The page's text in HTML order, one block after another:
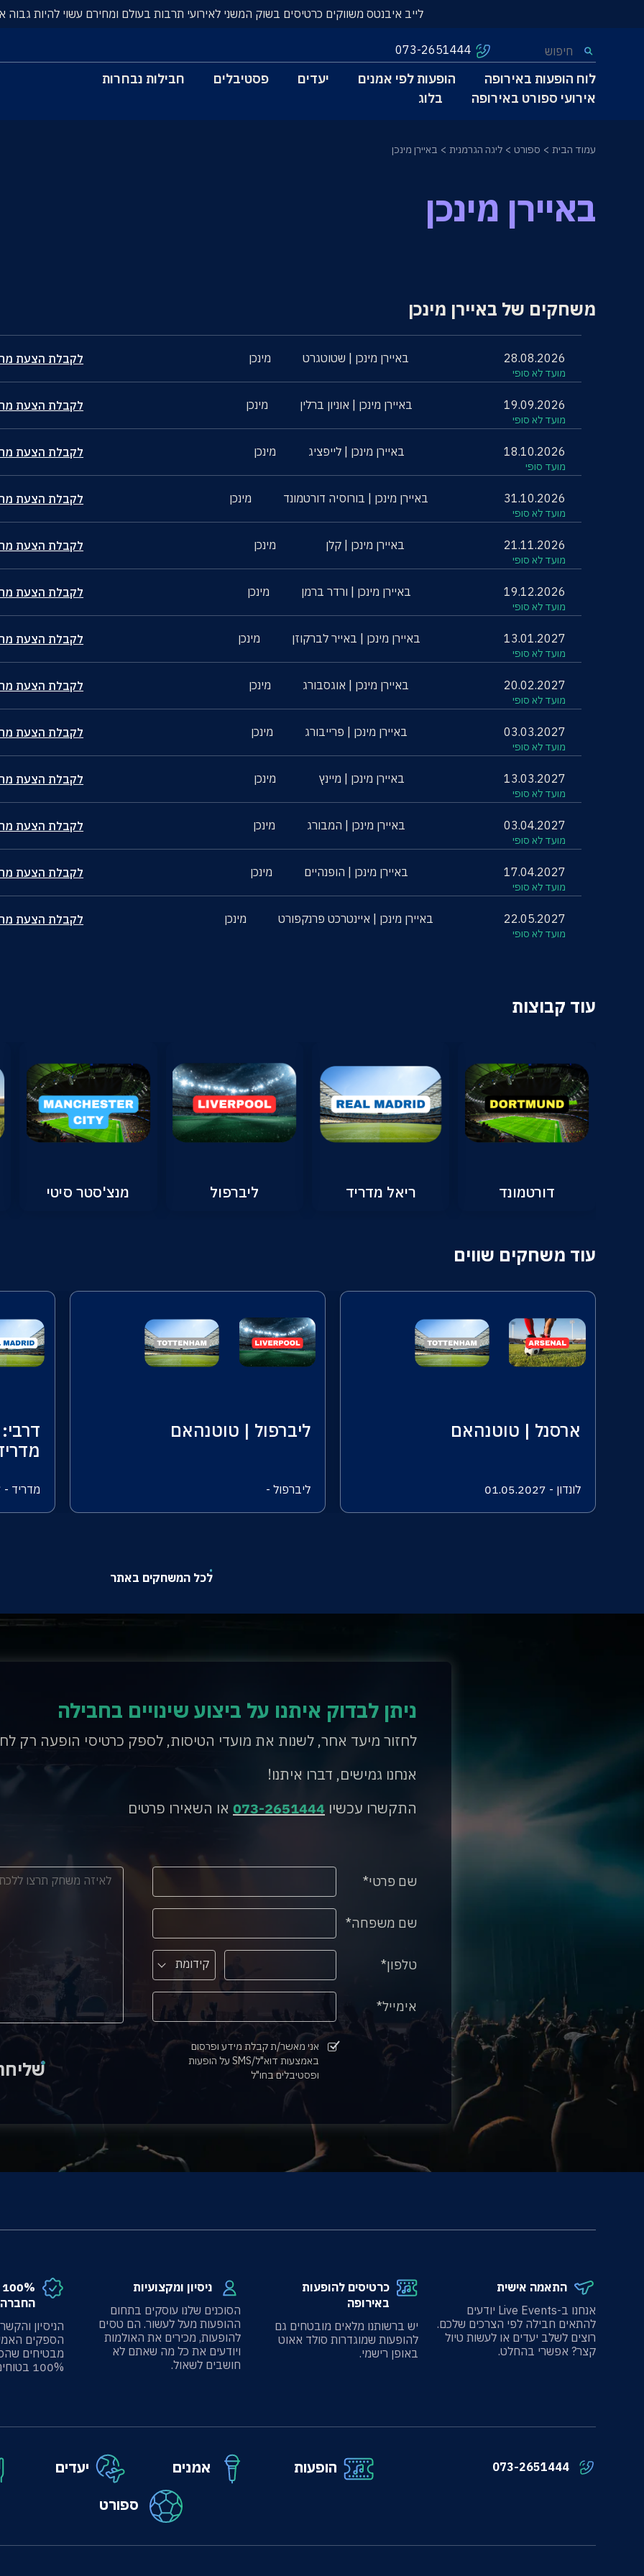
לייב איבנטס משווקים כרטיסים בשוק המשני לאירועי תרבות בעולם ומחירם עשוי להיות גבוה
073-2651444
לוח הופעות באירופה הופעות לפי אמנים יעדים פסטיבלים
חבילות נבחרות
אירועי ספורט באירופה
בלוג
עמוד הבית ספורט ליגה הגרמנית באיירן מינכן
באיירן מינכן
משחקים של באיירן מינכן
28.08.2026
מועד לא סופי
באיירן מינכן | שטוטגרט מינכן לקבלת הצעת
19.09.2026
מועד לא סופי
באיירן מינכן | אוניון ברלין מינכן לקבלת הצעת
18.10.2026
מועד סופי
באיירן מינכן | לייפציג מינכן לקבלת הצעת
31.10.2026
מועד לא סופי
באיירן מינכן | בורוסיה דורטמונד מינכן לקבלת הצעת
21.11.2026
מועד לא סופי
באיירן מינכן | קלן מינכן לקבלת הצעת
19.12.2026
מועד לא סופי
באיירן מינכן | ורדר ברמן מינכן לקבלת הצעת
13.01.2027
מועד לא סופי
באיירן מינכן | באייר לברקוזן מינכן לקבלת הצעת
20.02.2027
מועד לא סופי
באיירן מינכן | אוגסבורג מינכן לקבלת הצעת
03.03.2027
מועד לא סופי
באיירן מינכן | פרייבורג מינכן לקבלת הצעת
13.03.2027
מועד לא סופי
באיירן מינכן | מיינץ מינכן לקבלת הצעת
03.04.2027
מועד לא סופי
באיירן מינכן | המבורג מינכן לקבלת הצעת
17.04.2027
מועד לא סופי
באיירן מינכן | הופנהיים מינכן לקבלת הצעת
22.05.2027
מועד לא סופי
באיירן מינכן | איינטרכט פרנקפורט מינכן לקבלת הצעת
עוד קבוצות
דורטמונד ריאל מדריד ליברפול מנצ'סטר סיטי
עוד משחקים שווים
ארסנל | טוטנהאם
לונדון - 01.05.2027
ליברפול | טוטנהאם
ליברפול - מדריד - 04.04.2027
לכל המשחקים באתר
ניתן לבדוק איתנו על ביצוע שינויים בחבילה
לחזור מיעד אחר, לשנות את מועדי הטיסות, לספק כרטיסי הופעה רק
אנחנו גמישים, דברו איתנו!
התקשרו עכשיו 073-2651444 או השאירו פרטים
שם פרטי
שם משפחה
טלפון קידומת
אימייל
אני מאשר/ת קבלת מידע ופרסום
באמצעות דוא"ל/SMS על הופעות
ופסטיבלים בחו"ל
התאמה אישית
אנחנו ב-Live Events יודעים
להתאים חבילה לפי הצרכים שלכם.
רוצים לשלב יעדים או לעשות טיול
קצר? אפשרי בהחלט.
כרטיסים להופעות
באירופה
יש ברשותנו מלאים מובטחים גם
להופעות שמוגדרות סולד אאוט
באופן רישמי.
ניסיון ומקצועיות
הסוכנים שלנו עוסקים בתחום
ההופעות מעל לעשור. הם טסים
להופעות, מכירים את האולמות
ויודעים את כל מה שאתם לא
חושבים לשאול.
החברה
הניסיון
הספקים
מבטיחים
100% בטוחים.
073-2651444 הופעות אמנים יעדים
ספורט